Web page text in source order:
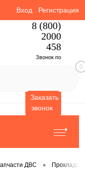
Вход Регистрация
8 (800)
2000
458
Звонок по
Заказать
звонок
0
ДВС • Прокладки